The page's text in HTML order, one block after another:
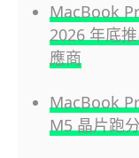
MacBook
2026 年底
應商
MacBook
M5 晶片跑